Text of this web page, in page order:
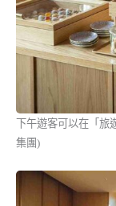
下午遊客可以在「
集團)